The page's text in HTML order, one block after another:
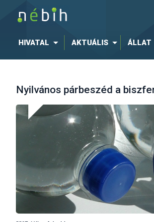
HIVATAL AKTUÁLIS ÁLLAT
Nyilvános párbeszéd a